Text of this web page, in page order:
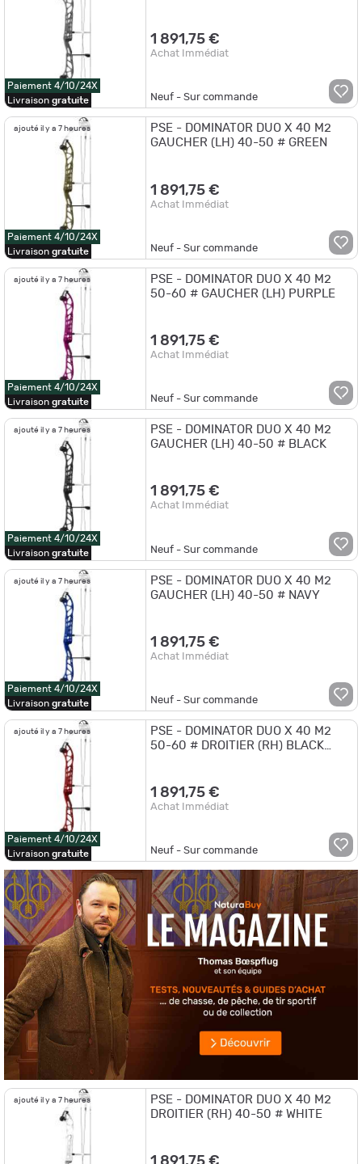
Paiement 4/10/24X
Livraison gratuite
1 891,75 €
Achat Immédiat
Neuf - Sur commande
ajouté il y a 7 heures
Paiement 4/10/24X
Livraison gratuite
PSE - DOMINATOR DUO X 40 M2
GAUCHER (LH) 40-50 # GREEN
1 891,75 €
Achat Immédiat
Neuf - Sur commande
ajouté il y a 7 heures
Paiement 4/10/24X
Livraison gratuite
PSE - DOMINATOR DUO X 40 M2
50-60 # GAUCHER (LH) PURPLE
1 891,75 €
Achat Immédiat
Neuf - Sur commande
ajouté il y a 7 heures
Paiement 4/10/24X
Livraison gratuite
PSE - DOMINATOR DUO X 40 M2
GAUCHER (LH) 40-50 # BLACK
1 891,75 €
Achat Immédiat
Neuf - Sur commande
ajouté il y a 7 heures
Paiement 4/10/24X
Livraison gratuite
PSE - DOMINATOR DUO X 40 M2
GAUCHER (LH) 40-50 # NAVY
1 891,75 €
Achat Immédiat
Neuf - Sur commande
ajouté il y a 7 heures
Paiement 4/10/24X
Livraison gratuite
PSE - DOMINATOR DUO X 40 M2
50-60 # DROITIER (RH) BLACK
1 891,75 €
Achat Immédiat
Neuf - Sur commande
ajouté il y a 7 heures
PSE - DOMINATOR DUO X 40 M2
DROITIER (RH) 40-50 # WHITE